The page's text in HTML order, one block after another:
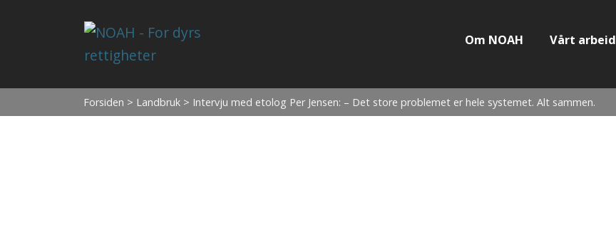
Om NOAH Vårt arbeid
Forsiden > Landbruk > Intervju med etolog Per Jensen: – Det store problemet er hele systemet. Alt sammen.